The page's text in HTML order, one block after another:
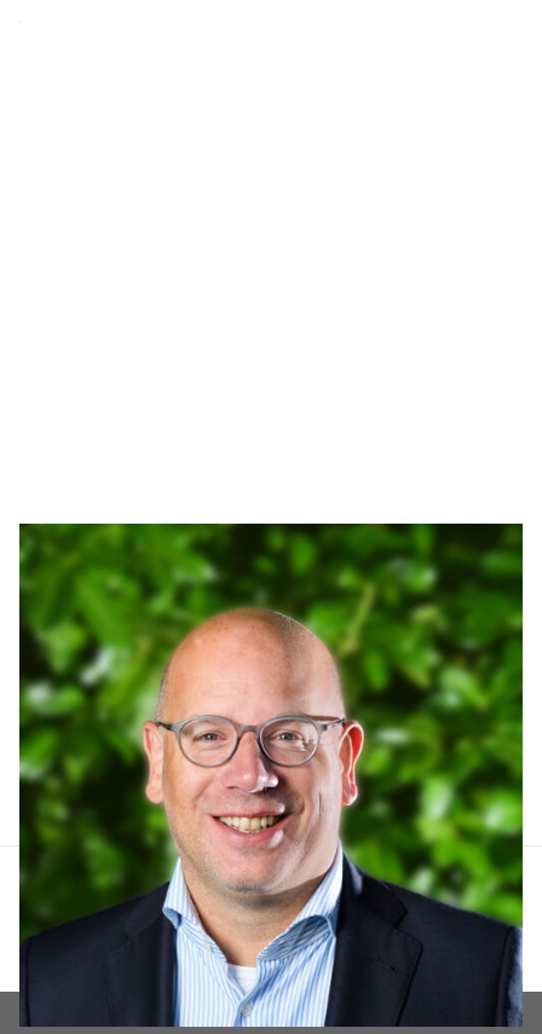
Arthur Lankhuizen
06 551 184 60
arthur@lucvastgoed.nl
Contact opnemen